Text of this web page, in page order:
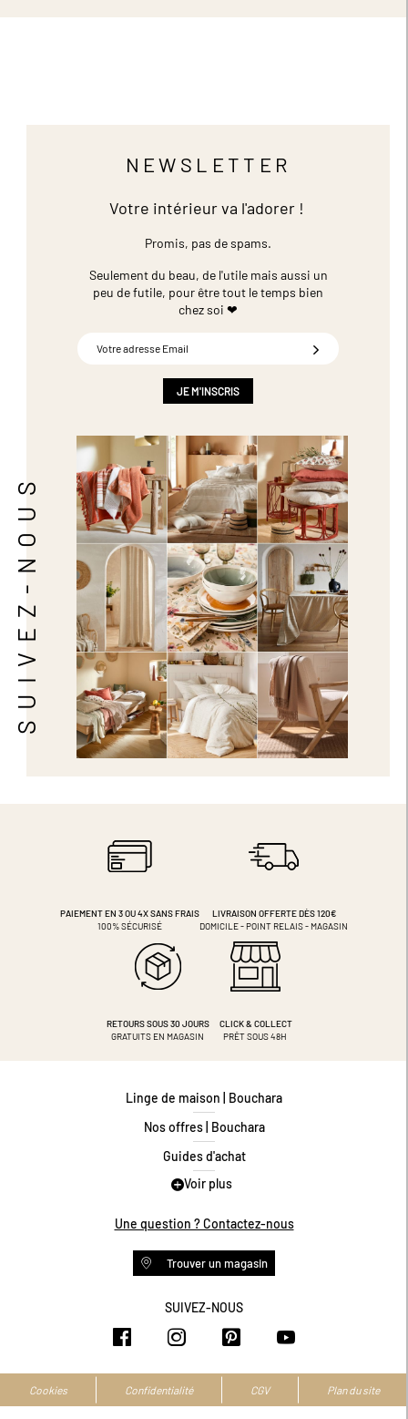
SUIVEZ-NOUS
NEWSLETTER
Votre intérieur va l'adorer !
Promis, pas de spams.
Seulement du beau, de l'utile mais aussi un
peu de futile, pour être tout le temps bien
chez soi ❤
JE M'INSCRIS
PAIEMENT EN 3 OU 4XSANS FRAIS
100% SÉCURISÉ
LIVRAISON OFFERTE DÈS 120€
DOMICILE - POINT RELAIS - MAGASIN
RETOURS SOUS 30 JOURS
GRATUITS EN MAGASIN
CLICK & COLLECT
PRÊT SOUS 48H
Linge de maison | Bouchara
Nos offres | Bouchara
Guides d'achat
Guide des tailles
Programme de fidélité
Conditions des offres
Livraison et retours
Accessibilité numérique
Voir plus
Une question ? Contactez-nous
Trouver un magasin
SUIVEZ-NOUS
https://www.facebook.com/
https://https://
Cookies Confidentialité CGV Plan du site